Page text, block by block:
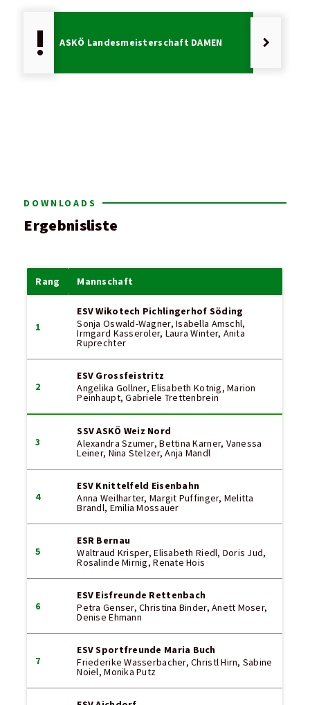
priority_high ASKÖ Landesmeisterschaft DAMEN keyboard_arrow_right
DOWNLOADS
Ergebnisliste
Rang Mannschaft
1
ESV Wikotech Pichlingerhof Söding
Sonja Oswald-Wagner, Isabella Amschl,
Irmgard Kasseroler, Laura Winter, Anita
Ruprechter
2
ESV Grossfeistritz
Angelika Gollner, Elisabeth Kotnig, Marion
Peinhaupt, Gabriele Trettenbrein
3
SSV ASKÖ Weiz Nord
Alexandra Szumer, Bettina Karner, Vanessa
Leiner, Nina Stelzer, Anja Mandl
4
ESV Knittelfeld Eisenbahn
Anna Weilharter, Margit Puffinger, Melitta
Brandl, Emilia Mossauer
5
ESR Bernau
Waltraud Krisper, Elisabeth Riedl, Doris Jud,
Rosalinde Mirnig, Renate Hois
6
ESV Eisfreunde Rettenbach
Petra Genser, Christina Binder, Anett Moser,
Denise Ehmann
7
ESV Sportfreunde Maria Buch
Friederike Wasserbacher, Christl Hirn, Sabine
Noiel, Monika Putz